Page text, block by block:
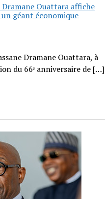
Dramane Ouattara affiche
géant économique
Dramane Ouattara, à
du 66ᵉ anniversaire de […]